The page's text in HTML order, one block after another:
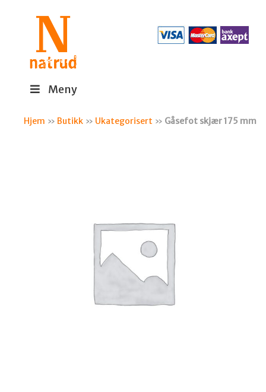
Meny
Hjem » Butikk » Ukategorisert » Gåsefot skjær 175 mm